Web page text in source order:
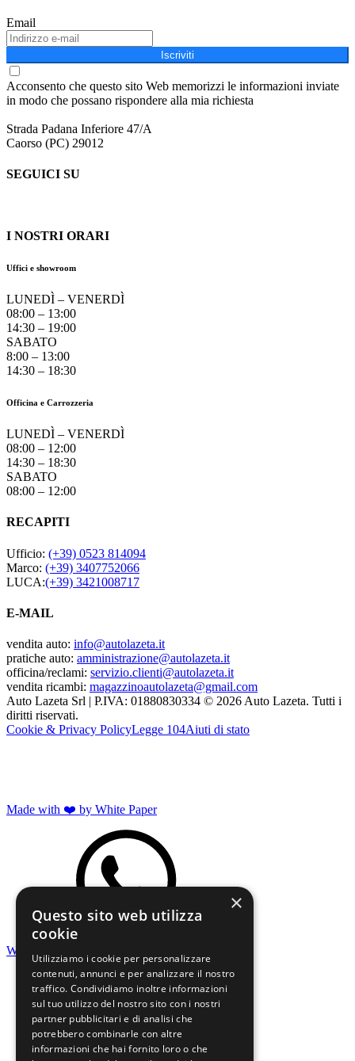
Email
Iscriviti
Acconsento che questo sito Web memorizzi le informazioni inviate
in modo che possano rispondere alla mia richiesta
Strada Padana Inferiore 47/A
Caorso (PC) 29012
SEGUICI SU
I NOSTRI ORARI
Uffici e showroom
LUNEDÌ – VENERDÌ
08:00 – 13:00
14:30 – 19:00
SABATO
8:00 – 13:00
14:30 – 18:30
Officina e Carrozzeria
LUNEDÌ – VENERDÌ
08:00 – 12:00
14:30 – 18:30
SABATO
08:00 – 12:00
RECAPITI
Ufficio: (+39) 0523 814094
Marco: (+39) 3407752066
LUCA:(+39) 3421008717
E-MAIL
vendita auto: info@autolazeta.it
pratiche auto: amministrazione@autolazeta.it
officina/reclami: servizio.clienti@autolazeta.it
vendita ricambi: magazzinoautolazeta@gmail.com
Auto Lazeta Srl | P.IVA: 01880830334 © 2026 Auto Lazeta. Tutti i
diritti riservati.
Cookie & Privacy PolicyLegge 104Aiuti di stato
Made with ❤️ by White Paper
WHATSAPP
×
Questo sito web utilizza
cookie
Utilizziamo i cookie per personalizzare
contenuti, annunci e per analizzare il nostro
traffico. Condividiamo inoltre informazioni
sul tuo utilizzo del nostro sito con i nostri
partner pubblicitari e di analisi che
potrebbero combinarle con altre
informazioni che hai fornito loro o che